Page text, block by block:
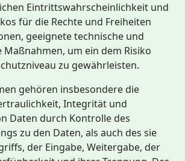
Eintrittswahrscheinlichkeit und
für die Rechte und Freiheiten
geeignete technische und
um ein dem Risiko
zu gewährleisten.
gehören insbesondere die
Integrität und
Daten durch Kontrolle des
zu den Daten, als auch des sie
der Eingabe, Weitergabe, der